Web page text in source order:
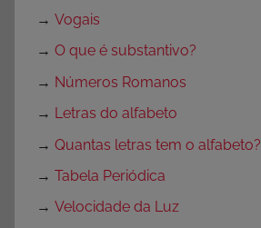
→ Vogais
→ O que é substantivo?
→ Números Romanos
→ Letras do alfabeto
→ Quantas letras tem o alfabeto?
→ Tabela Periódica
→ Velocidade da Luz